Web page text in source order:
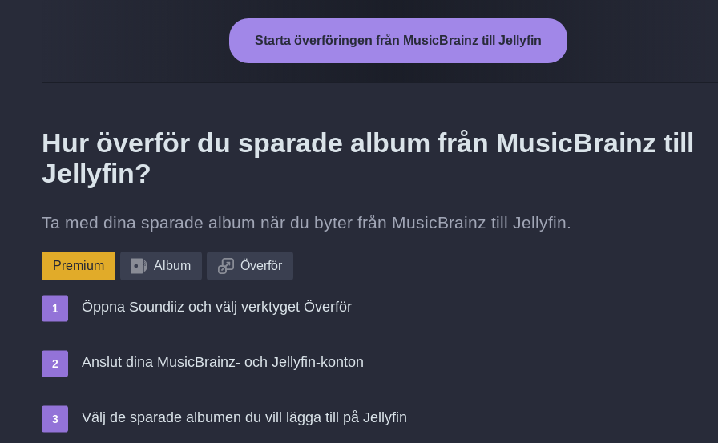
Starta överföringen från MusicBrainz till Jellyfin
Hur överför du sparade album från MusicBrainz till
Jellyfin?
Ta med dina sparade album när du byter från MusicBrainz till Jellyfin.
Premium Album Överför
Öppna Soundiiz och välj verktyget Överför
Anslut dina MusicBrainz- och Jellyfin-konton
Välj de sparade albumen du vill lägga till på Jellyfin